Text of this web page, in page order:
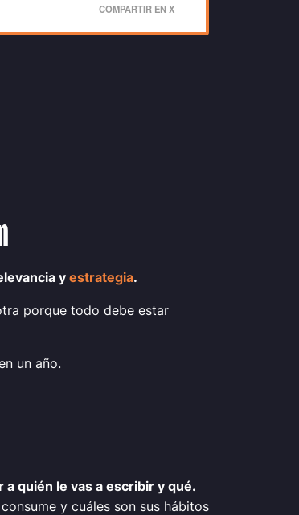
COMPARTIR EN X
y estrategia.
porque todo debe estar
un año.
a quién le vas a escribir y qué.
y cuáles son sus hábitos